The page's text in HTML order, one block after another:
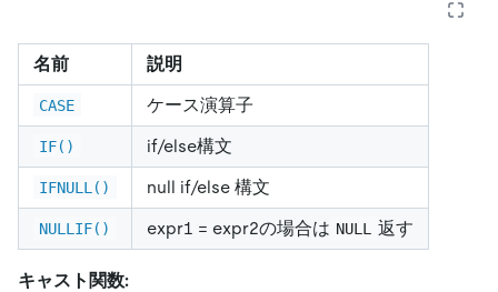
名前 説明
CASE ケース演算子
IF() if/else構文
IFNULL() null if/else 構文
NULLIF() expr1 = expr2の場合は NULL 返す
キャスト関数: